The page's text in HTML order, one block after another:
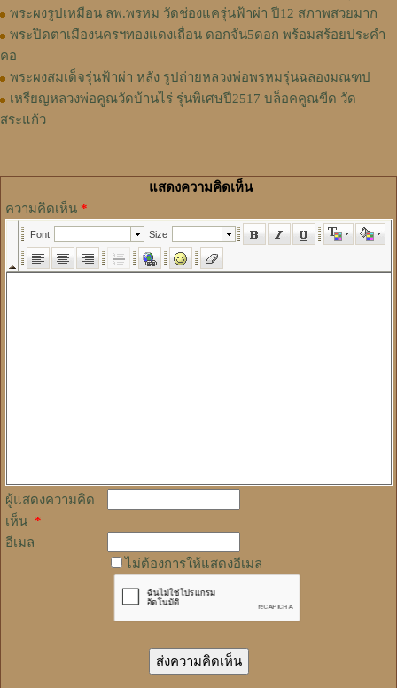
พระผงรูปเหมือน ลพ.พรหม วัดช่องแครุ่นฟ้าผ่า ปี12 สภาพสวยมาก
พระปิดตาเมืองนครฯทองแดงเถื่อน ดอกจัน5ดอก พร้อมสร้อยประคำ
คอ
พระผงสมเด็จรุ่นฟ้าผ่า หลัง รูปถ่ายหลวงพ่อพรหมรุ่นฉลองมณฑป
เหรียญหลวงพ่อคูณวัดบ้านไร่ รุ่นพิเศษปี2517 บล็อคคูณขีด วัด
สระแก้ว
แสดงความคิดเห็น
ความคิดเห็น *
ผู้แสดงความคิด
เห็น *
อีเมล
ไม่ต้องการให้แสดงอีเมล